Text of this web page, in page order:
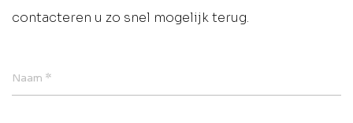
contacteren u zo snel mogelijk terug.
Naam *